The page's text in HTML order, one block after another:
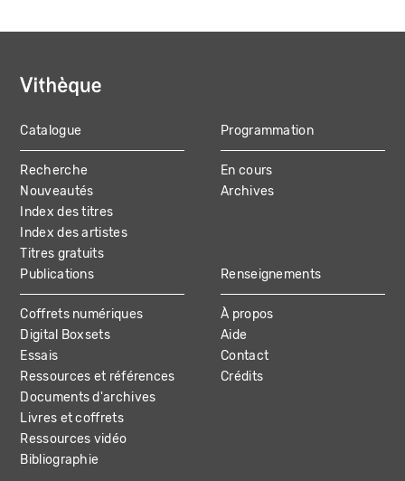
MAIN
NAVIGATION
Catalogue
Recherche
Nouveautés
Index des titres
Index des artistes
Titres gratuits
Programmation
En cours
Archives
Publications
Coffrets numériques
Digital Boxsets
Essais
Ressources et références
Documents d'archives
Livres et coffrets
Ressources vidéo
Bibliographie
Renseignements
À propos
Aide
Contact
Crédits